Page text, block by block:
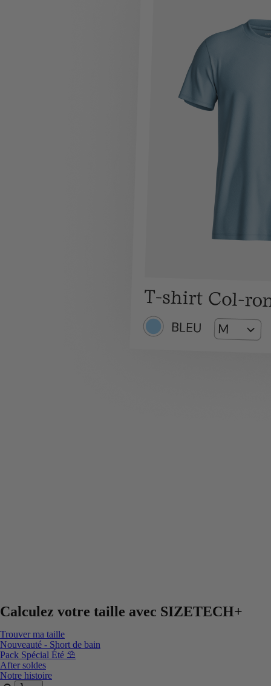
Calculez votre taille avec SIZETECH+
Trouver ma taille
Nouveauté - Short de bain
Pack Spécial Été ⛱️
After soldes
Notre histoire